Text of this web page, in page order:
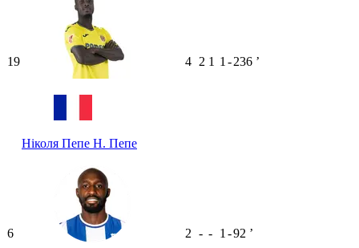
19
Ніколя Пепе Н. Пепе
4 2 1 1 -236 ʼ
6 2 - - 1 -92 ʼ